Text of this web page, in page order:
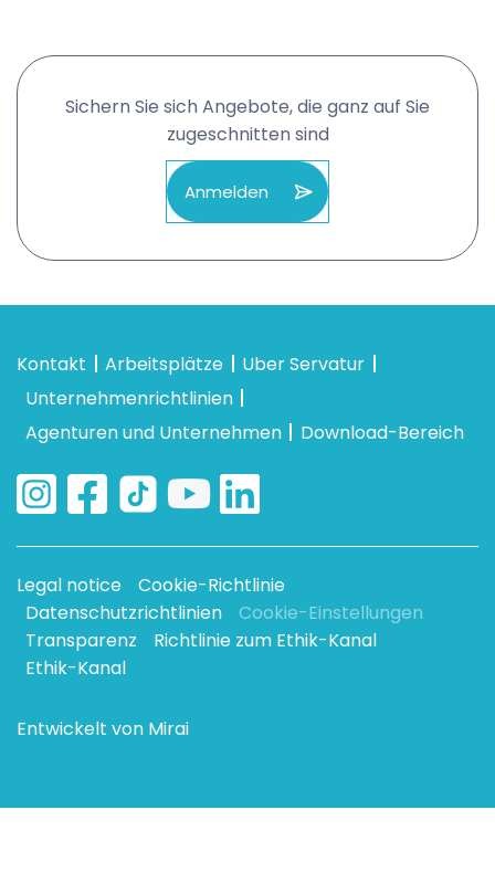
Sichern Sie sich Angebote, die ganz auf Sie
zugeschnitten sind
Anmelden
Kontakt Arbeitsplätze
Uber Servatur
Unternehmenrichtlinien
Agenturen und Unternehmen
Download-Bereich
Legal notice
Cookie-Richtlinie
Datenschutzrichtlinien
Cookie-Einstellungen
Transparenz
Richtlinie zum Ethik-Kanal
Ethik-Kanal
Entwickelt von Mirai